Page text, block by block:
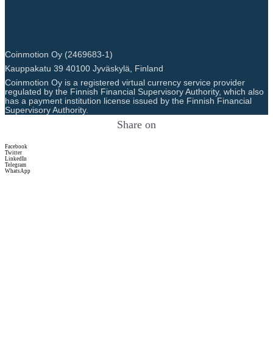
Coinmotion Oy (2469683-1)
Kauppakatu 39 40100 Jyväskylä, Finland
Coinmotion Oy is a registered virtual currency service provider
regulated by the Finnish Financial Supervisory Authority, which also
has a payment institution license issued by the Finnish Financial
Supervisory Authority.
Share on
Facebook
Twitter
LinkedIn
Telegram
WhatsApp